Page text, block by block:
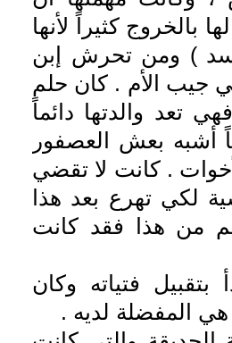
بالخروج كثيراً لأنها
) ومن تحرش إبن
جيب الأم . كان حلم
تعد والدتها دائماً
أشبه بعش العصفور
. كانت لا تقضي
لكي تهرع بعد هذا
من هذا فقد كانت
بتقبيل فتياته وكان
المفضلة لديه .